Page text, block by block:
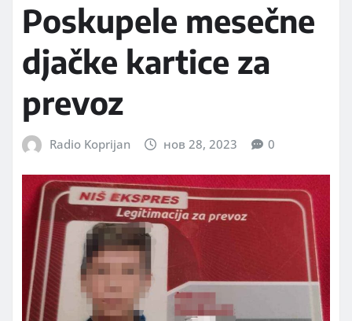
Poskupele mesečne
djačke kartice za
prevoz
Radio Koprijan нов 28, 2023 0